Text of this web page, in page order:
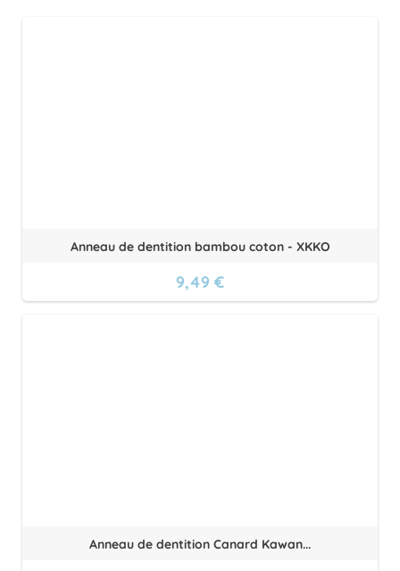
Anneau de dentition bambou coton - XKKO
9,49 €
Anneau de dentition Canard Kawan...